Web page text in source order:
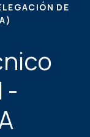
DE
-